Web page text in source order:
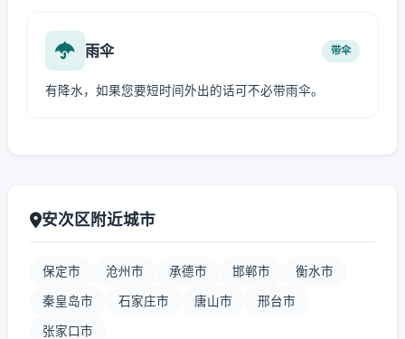
雨伞 带伞
有降水，如果您要短时间外出的话可不必带雨伞。
安次区附近城市
保定市 沧州市 承德市 邯郸市 衡水市
秦皇岛市 石家庄市 唐山市 邢台市
张家口市